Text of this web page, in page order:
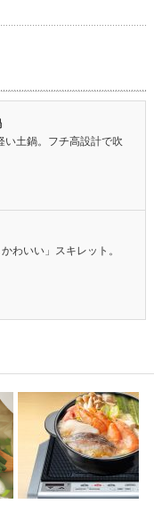
い土鍋。フチ高設計で吹
わいい」スキレット。